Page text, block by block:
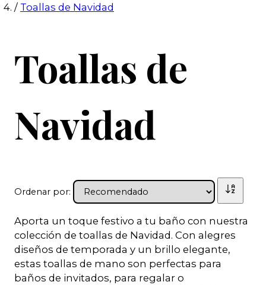
/ Toallas de Navidad
Toallas de
Navidad
Ordenar por:
Aporta un toque festivo a tu baño con nuestra
colección de toallas de Navidad. Con alegres
diseños de temporada y un brillo elegante,
estas toallas de mano son perfectas para
baños de invitados, para regalar o